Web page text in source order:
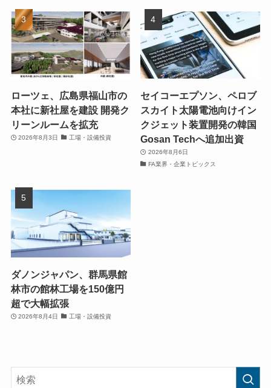
ローツェ、広島県福山市の
本社に新社屋を建設 開発ク
リーンルームを拡充
2026年8月3日 工場・設備投資
セイコーエプソン、ペロブ
スカイト太陽電池向けイン
クジェット装置開発の韓国
Gosan Techへ追加出資
2026年8月6日
FA業界・企業トピックス
ダノンジャパン、群馬県館
林市の館林工場を150億円
超で大幅拡張
2026年8月4日 工場・設備投資